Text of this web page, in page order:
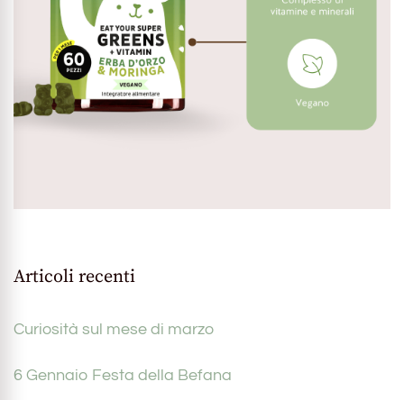
Articoli recenti
Curiosità sul mese di marzo
6 Gennaio Festa della Befana